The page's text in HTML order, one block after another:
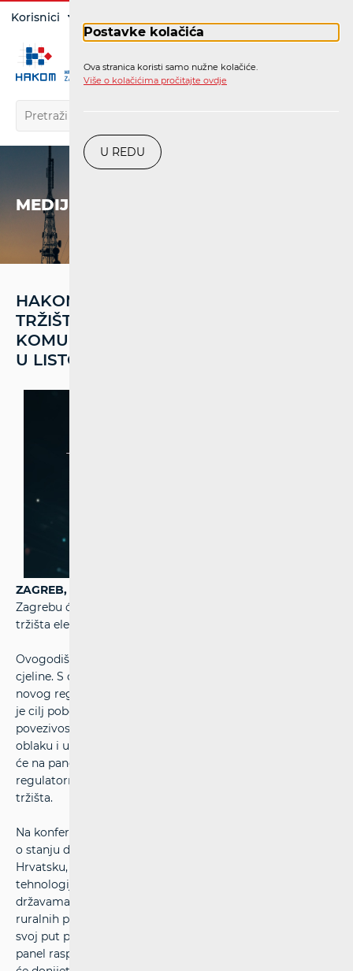
Postavke kolačića
Ova stranica koristi samo nužne kolačiće.
Više o kolačićima pročitajte ovdje
U REDU
Korisnici
MEDIJI
HAKOM-OVA KONFERENCIJA "DAN
TRŽIŠTA ELEKTRONIČKIH
KOMUNIKACIJA 2025." ODRŽAT ĆE SE
U LISTOPADU
ZAGREB, 2. rujna 2025.
Zagrebu će se održati 12. HAKOM-ova konferencija ˝Dan
tržišta elektroničkih komunikacija˝.
Ovogodišnja konferencija usmjerena je na četiri tematske
cjeline. S obzirom kako je u tijeku postupak usvajanja
novog regulatornog okvira EU (Digital Network Act), čiji
je cilj poboljšanje pristupa sigurnoj, brzoj i pouzdanoj
povezivosti za prijelaz na infrastrukturu temeljenu na
oblaku i umjetnu inteligenciju, lideri hrvatskih operatora
će na panel raspravi govoriti o tomu kako bi novi
regulatorni okvir mogao utjecati na razvoj hrvatskog
tržišta.
Na konferenciji će biti govora i o pregledu nalaza Izvješća
o stanju digitalnog desetljeća 2025. s naglaskom na
Hrvatsku, napretku u razvoju svjetlovodnih mreža i 5G
tehnologije u usporedbi s prosjekom EU te s pojedinim
državama članicama. Poseban fokus stavlja se na izazove
ruralnih područja i na pitanje kako Hrvatska može ubrzati
svoj put prema gigabitnoj budućnosti. U okviru posebne
panel rasprave govorit će se o gašenju bakrene mreže, što